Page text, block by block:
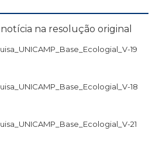
na resolução original
19
18
21